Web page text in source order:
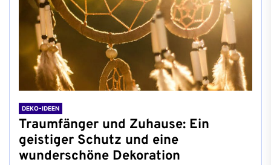
DEKO-IDEEN
Traumfänger und Zuhause: Ein
geistiger Schutz und eine
wunderschöne Dekoration